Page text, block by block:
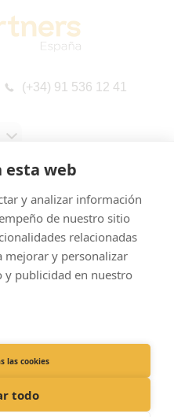
esta web
y analizar información
de nuestro sitio
relacionadas
mejorar y personalizar
y publicidad en nuestro
las cookies
todo
(+34) 91 536 12 41
(CbCR) de la UE